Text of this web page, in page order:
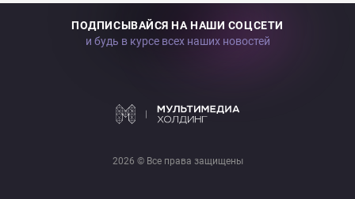
ПОДПИСЫВАЙСЯ НА НАШИ СОЦСЕТИ
и будь в курсе всех наших новостей
2026 © Все права защищены